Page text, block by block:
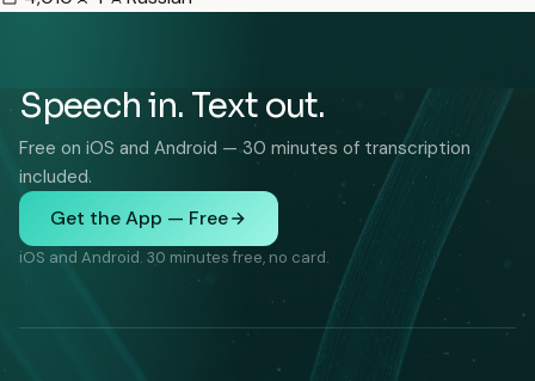
Speech in. Text out.
Free on iOS and Android — 30 minutes of transcription
included.
Get the App — Free
iOS and Android. 30 minutes free, no card.